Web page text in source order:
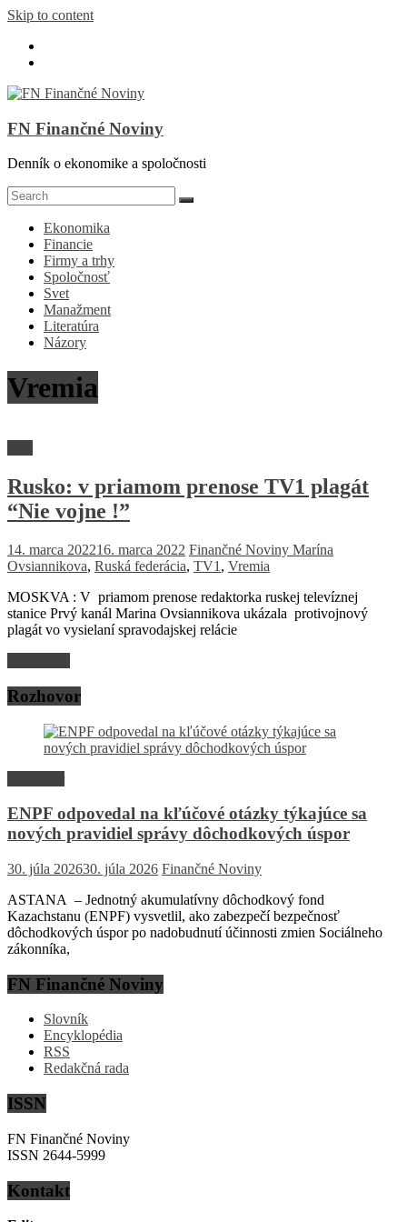
Skip to content
FN Finančné Noviny
Denník o ekonomike a spoločnosti
Ekonomika
Financie
Firmy a trhy
Spoločnosť
Svet
Manažment
Literatúra
Názory
Vremia
Rusko: v priamom prenose TV1 plagát
“Nie vojne !”
14. marca 202216. marca 2022 Finančné Noviny Marína
Ovsiannikova, Ruská federácia, TV1 , Vremia
MOSKVA : V priamom prenose redaktorka ruskej televíznej
stanice Prvý kanál Marina Ovsiannikova ukázala ​​protivojnový
plagát vo vysielaní spravodajskej relácie
Rozhovor
ENPF odpovedal na kľúčové otázky týkajúce sa
nových pravidiel správy dôchodkových úspor
30. júla 202630. júla 2026 Finančné Noviny
ASTANA – Jednotný akumulatívny dôchodkový fond
Kazachstanu (ENPF) vysvetlil, ako zabezpečí bezpečnosť
dôchodkových úspor po nadobudnutí účinnosti zmien Sociálneho
zákonníka,
FN Finančné Noviny
Slovník
Encyklopédia
RSS
Redakčná rada
ISSN
FN Finančné Noviny
ISSN 2644-5999
Kontakt